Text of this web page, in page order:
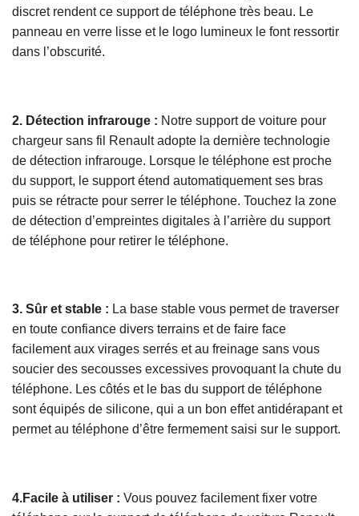
discret rendent ce support de téléphone très beau. Le
panneau en verre lisse et le logo lumineux le font ressortir
dans l’obscurité.
2. Détection infrarouge : Notre support de voiture pour
chargeur sans fil Renault adopte la dernière technologie
de détection infrarouge. Lorsque le téléphone est proche
du support, le support étend automatiquement ses bras
puis se rétracte pour serrer le téléphone. Touchez la zone
de détection d’empreintes digitales à l’arrière du support
de téléphone pour retirer le téléphone.
3. Sûr et stable : La base stable vous permet de traverser
en toute confiance divers terrains et de faire face
facilement aux virages serrés et au freinage sans vous
soucier des secousses excessives provoquant la chute du
téléphone. Les côtés et le bas du support de téléphone
sont équipés de silicone, qui a un bon effet antidérapant et
permet au téléphone d’être fermement saisi sur le support.
4.Facile à utiliser : Vous pouvez facilement fixer votre